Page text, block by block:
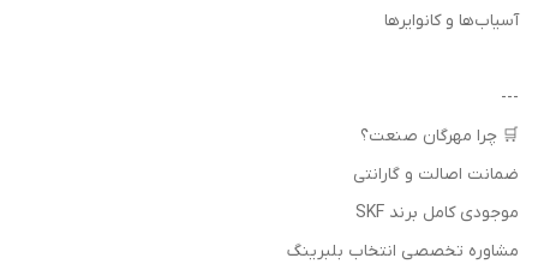
آسیاب‌ها و کانوایرها
---
🛒 چرا مهرگان صنعت؟
ضمانت اصالت و گارانتی
موجودی کامل برند SKF
مشاوره تخصصی انتخاب بلبرینگ